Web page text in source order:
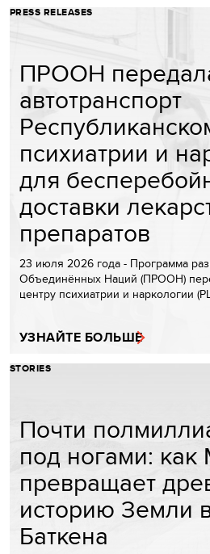
PRESS RELEASES
ПРООН
автотранспорт
психиатрии и
для
доставки
препаратов
23 июля 2026 года - Программа
Объединённых Наций (ПРООН)
центру психиатрии и наркологии
УЗНАЙТЕ БОЛЬШЕ
STORIES
Почти
под ногами:
превращает
историю Земли
Баткена